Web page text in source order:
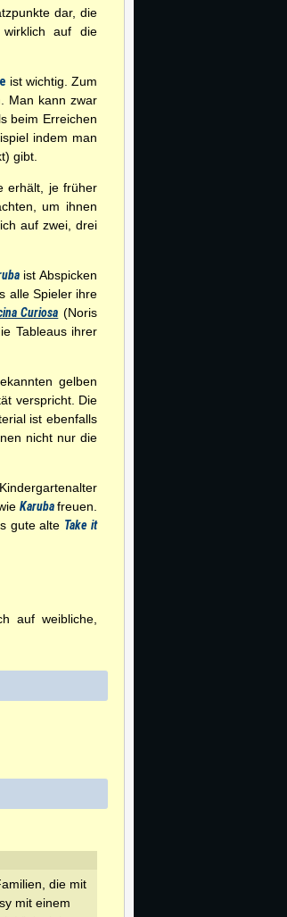
dar, die
wirklich auf die
ist wichtig. Zum
Man kann zwar
beim Erreichen
indem man
gibt.
erhält, je früher
um ihnen
auf zwei, drei
ist Abspicken
alle Spieler ihre
Curiosa (Noris
Tableaus ihrer
gelben
verspricht. Die
ist ebenfalls
nicht nur die
Karubafreuen.
gute alte Take it
auf weibliche,
die mit
mit einem